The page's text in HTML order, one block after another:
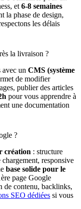
et 6-8 semaines
la phase de design,
les délais
la livraison ?
avec un CMS (système
de modifier
publier des articles
pour vous apprendre à
une documentation
?
création : structure
responsive
base solide pour le
page Google
de contenu, backlinks,
SEO dédiées si vous